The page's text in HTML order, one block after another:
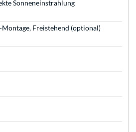
Sonneneinstrahlung
Freistehend (optional)